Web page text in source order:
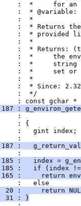
:  *     for an
:  *
:  *
:  * Returns
:  * provided
:  *
:  * Returns:
:  *     the
:  *
:  *     set or
:  *
:  * Since: 2.32
:  */
: const gchar *
:
:
: {
:   gint index;
:
:
:
:   index =
:   if (index
:     return
:   else
20 :     return
31 : }